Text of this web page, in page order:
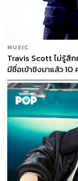
MUSIC
Travis Scott ไม่รู้สึ
มีชื่อเข้าชิงมาแล้ว 10